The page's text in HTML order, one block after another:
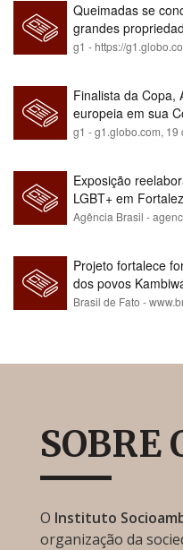
Queimadas se
grandes
relatório
g1 - https://
Finalista da Copa,
europeia em sua
para maioria
g1 - g1.globo.com, 19
Exposição
LGBT+ em
Agência Brasil -
Projeto fortalece
dos povos
Brasil de Fato -
SOBRE
O Instituto
organização da